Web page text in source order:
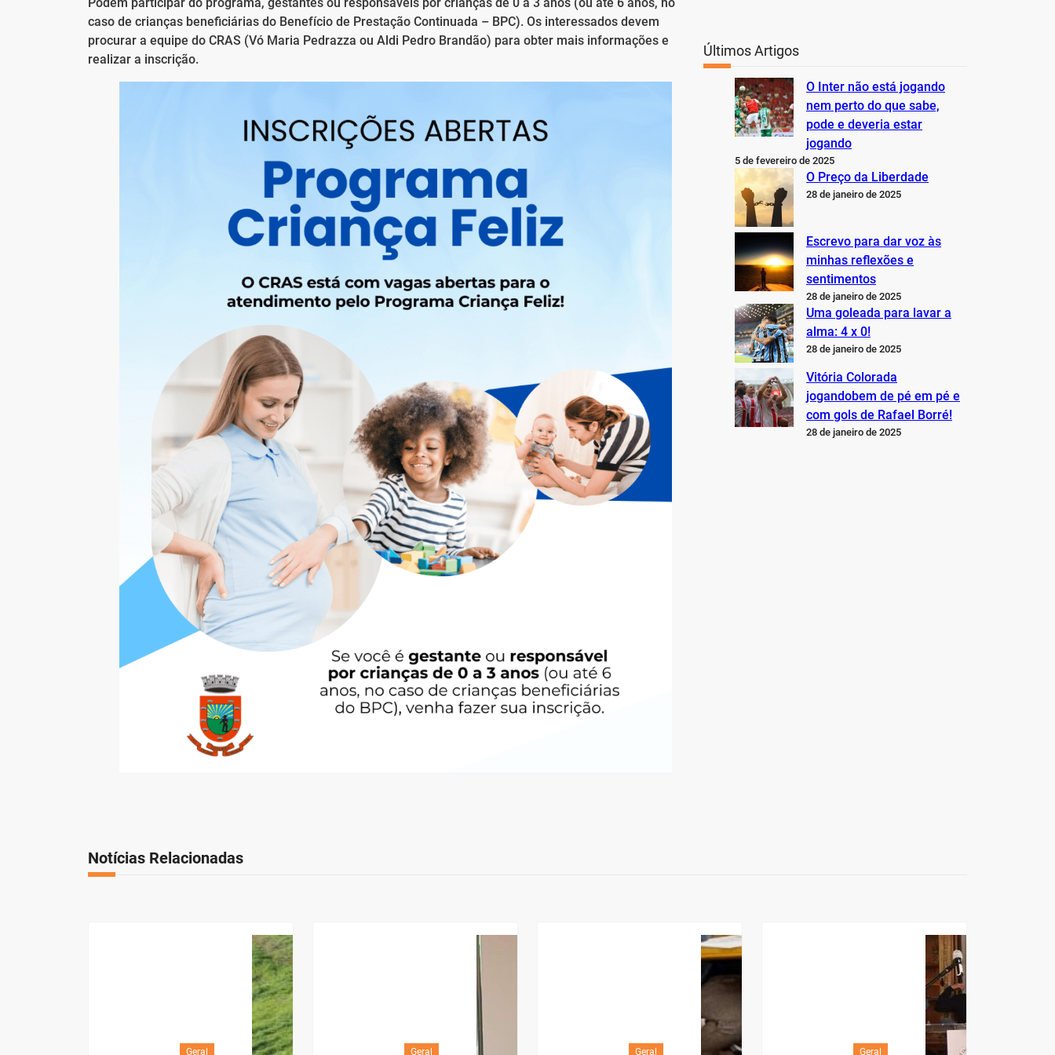
caso de crianças beneficiárias do Benefício de Prestação Continuada – BPC). Os interessados devem
procurar a equipe do CRAS (Vó Maria Pedrazza ou Aldi Pedro Brandão) para obter mais informações e
realizar a inscrição.
Últimos Artigos
O Inter não está jogando
nem perto do que sabe,
pode e deveria estar
jogando
5 de fevereiro de 2025
O Preço da Liberdade
28 de janeiro de 2025
Escrevo para dar voz às
minhas reflexões e
sentimentos
28 de janeiro de 2025
Uma goleada para lavar a
alma: 4 x 0!
28 de janeiro de 2025
Vitória Colorada
jogandobem de pé em pé e
com gols de Rafael Borré!
28 de janeiro de 2025
Notícias Relacionadas
Geral Geral Geral Geral